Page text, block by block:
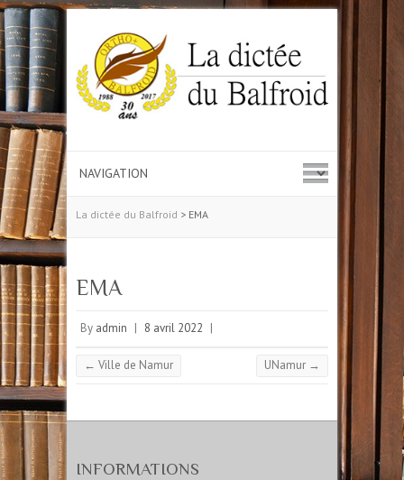
La dictée du Balfroid > EMA
EMA
By admin | 8 avril 2022 |
← Ville de Namur UNamur →
INFORMATIONS